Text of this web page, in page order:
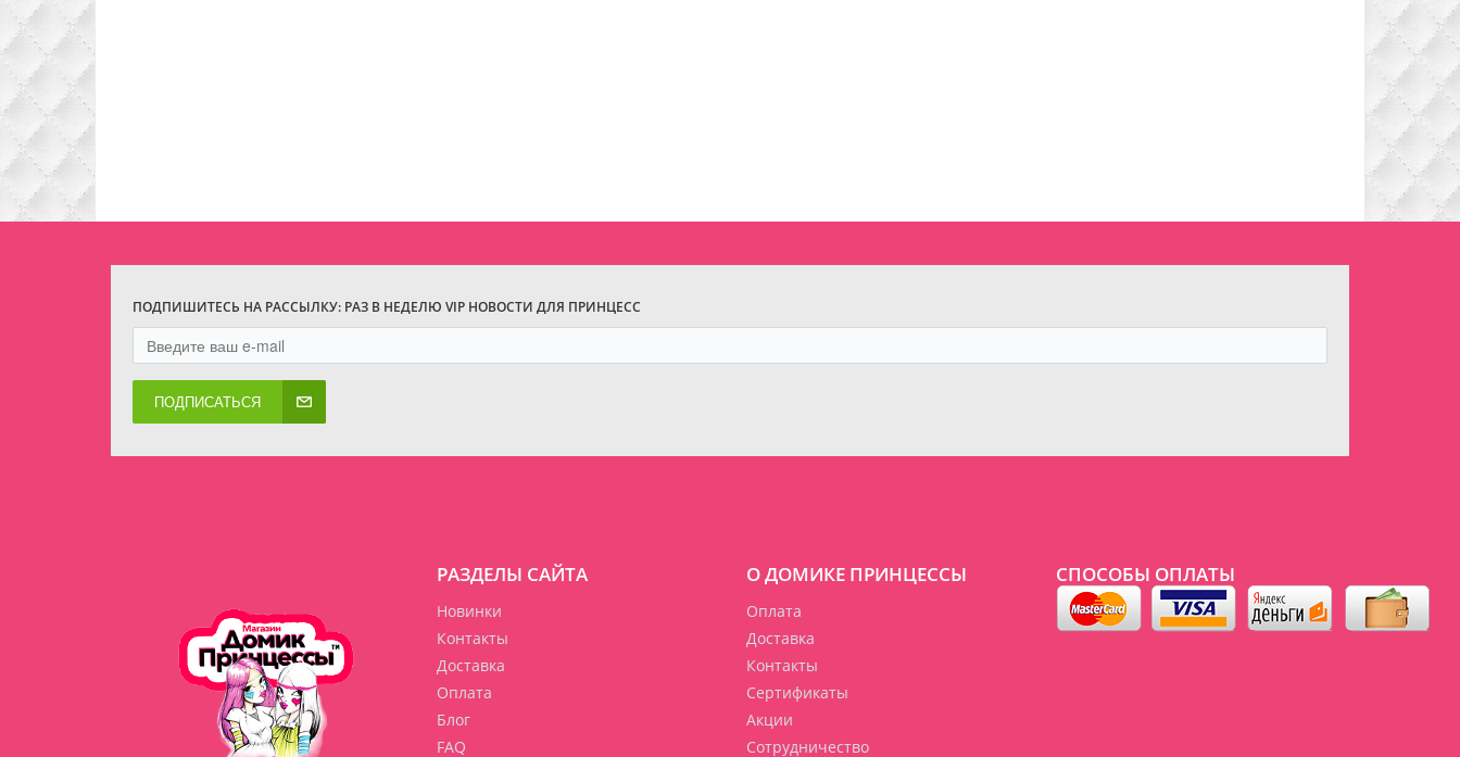
ПОДПИШИТЕСЬ НА РАССЫЛКУ: РАЗ В НЕДЕЛЮ VIP НОВОСТИ ДЛЯ ПРИНЦЕСС
ПОДПИСАТЬСЯ
О ДОМИКЕ ПРИНЦЕССЫ
Оплата
Доставка
Контакты
Сертификаты
Акции
Сотрудничество
РАЗДЕЛЫ САЙТА
Новинки
Контакты
Доставка
Оплата
Блог
FAQ
СПОСОБЫ ОПЛАТЫ